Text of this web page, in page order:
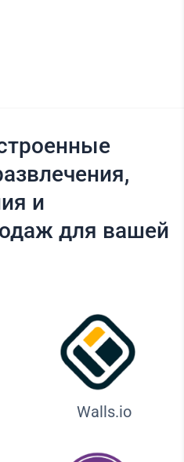
и
для вашей
Walls.io